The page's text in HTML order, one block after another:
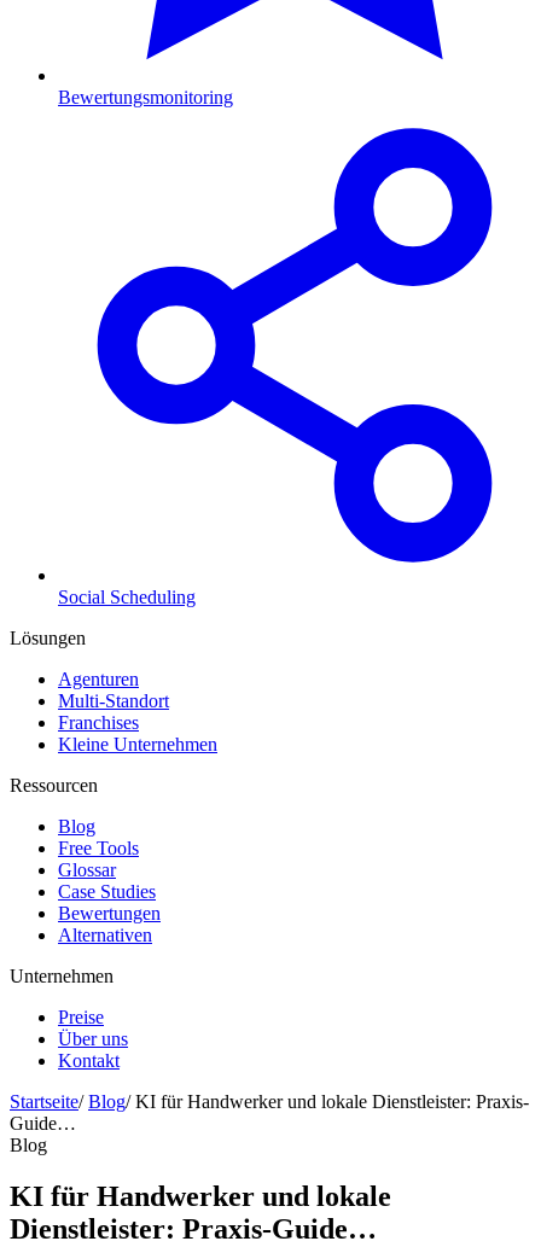
Bewertungsmonitoring
Social Scheduling
Lösungen
Agenturen
Multi-Standort
Franchises
Kleine Unternehmen
Ressourcen
Blog
Free Tools
Glossar
Case Studies
Bewertungen
Alternativen
Unternehmen
Preise
Über uns
Kontakt
Startseite/ Blog/ KI für Handwerker und lokale Dienstleister: Praxis-
Guide…
Blog
KI für Handwerker und lokale
Dienstleister: Praxis-Guide…